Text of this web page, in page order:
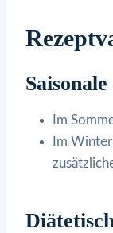
Im
Im